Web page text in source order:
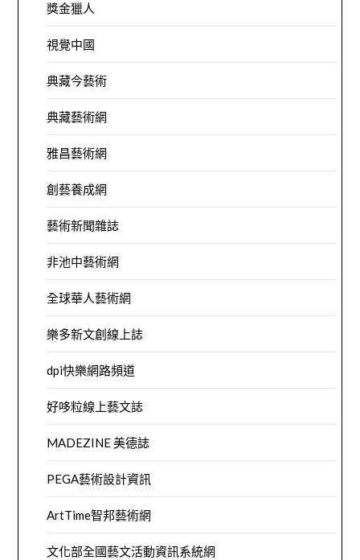
獎金獵人
視覺中國
典藏今藝術
典藏藝術網
雅昌藝術網
創藝養成網
藝術新聞雜誌
非池中藝術網
全球華人藝術網
樂多新文創線上誌
dpi快樂網路頻道
好哆粒線上藝文誌
MADEZINE 美德誌
PEGA藝術設計資訊
ArtTime智邦藝術網
文化部全國藝文活動資訊系統網